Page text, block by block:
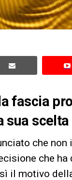
fascia pro
sua scelta
che
che
il motivo